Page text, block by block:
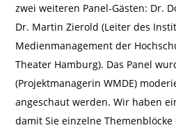
zwei weiteren Panel-Gästen: Dr.
Dr. Martin Zierold (Leiter des
Medienmanagement der
Theater Hamburg). Das Panel
(Projektmanagerin WMDE)
angeschaut werden. Wir haben
damit Sie einzelne